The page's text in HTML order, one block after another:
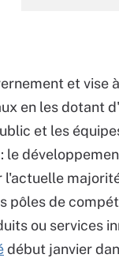
et vise
en les dotant
et les
le
l'actuelle
pôles de
ou services
début janvier